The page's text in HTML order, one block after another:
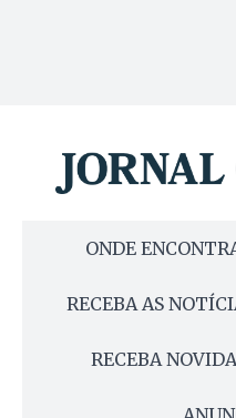
ONDE
RECEBA AS
RECEBA